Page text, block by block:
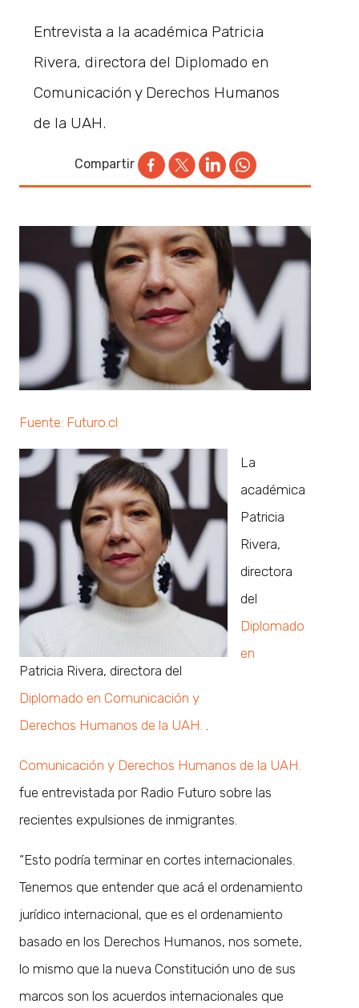
Entrevista a la académica Patricia
Rivera, directora del Diplomado en
Comunicación y Derechos Humanos
de la UAH.
Compartir
Fuente: Futuro.cl
Patricia Rivera, directora del
Diplomado en Comunicación y
Derechos Humanos de la UAH.
La
académica
Patricia
Rivera,
directora
del
Diplomado
en
Comunicación y Derechos Humanos de la UAH.
fue entrevistada por Radio Futuro sobre las
recientes expulsiones de inmigrantes.
“Esto podría terminar en cortes internacionales.
Tenemos que entender que acá el ordenamiento
jurídico internacional, que es el ordenamiento
basado en los Derechos Humanos, nos somete,
lo mismo que la nueva Constitución uno de sus
marcos son los acuerdos internacionales que